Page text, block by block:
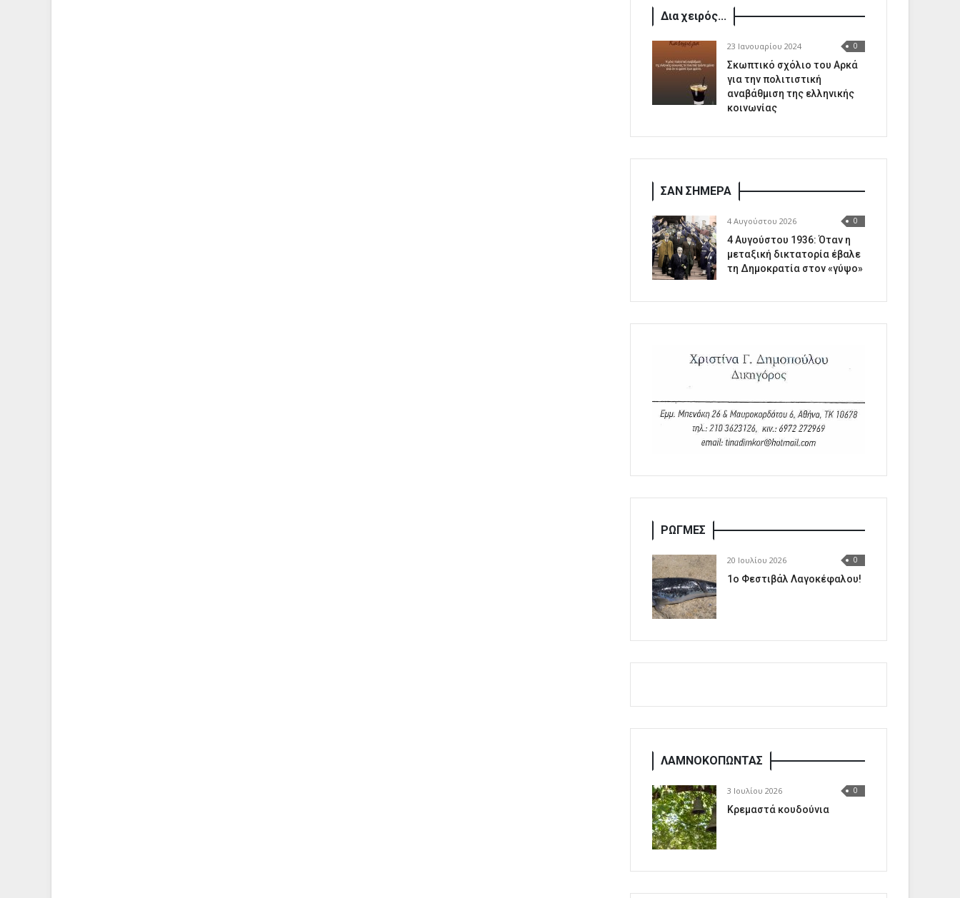
Δια χειρός...
23 Ιανουαρίου 2024 0
Σκωπτικό σχόλιο του Αρκά
για την πολιτιστική
αναβάθμιση της ελληνικής
κοινωνίας
ΣΑΝ ΣΗΜΕΡΑ
4 Αυγούστου 2026 0
4 Αυγούστου 1936: Όταν η
μεταξική δικτατορία έβαλε
τη Δημοκρατία στον «γύψο»
ΡΩΓΜΕΣ
20 Ιουλίου 2026 0
1o Φεστιβάλ Λαγοκέφαλου!
ΛΑΜΝΟΚΟΠΩΝΤΑΣ
3 Ιουλίου 2026 0
Κρεμαστά κουδούνια